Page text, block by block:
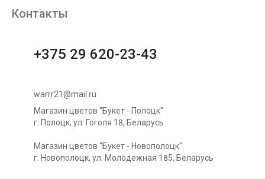
Контакты
+375 29 620-23-43
warrr21@mail.ru
Магазин цветов "Букет - Полоцк"
г. Полоцк, ул. Гоголя 18, Беларусь
Магазин цветов "Букет - Новополоцк"
г. Новополоцк, ул. Молодежная 185, Беларусь